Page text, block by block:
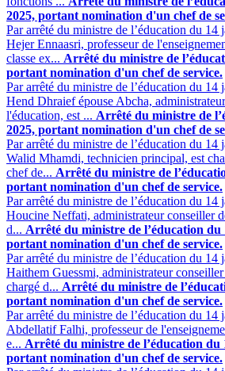
2025, portant nomination d'un chef de
Par arrêté du ministre de l’éducation du 14
Hejer Ennaasri, professeur de
classe ex... Arrêté du ministre de
portant nomination d'un chef de service.
Par arrêté du ministre de l’éducation du 14
Hend Dhraief épouse Abcha,
l'éducation, est ... Arrêté du ministre de
2025, portant nomination d'un chef de
Par arrêté du ministre de l’éducation du
Walid Mhamdi, technicien principal, est
chef de... Arrêté du ministre de
portant nomination d'un chef de service.
Par arrêté du ministre de l’éducation du
Houcine Neffati, administrateur conseiller
d... Arrêté du ministre de l’éducation du
portant nomination d'un chef de service.
Par arrêté du ministre de l’éducation du
Haithem Guessmi, administrateur
chargé d... Arrêté du ministre de
portant nomination d'un chef de service.
Par arrêté du ministre de l’éducation du
Abdellatif Falhi, professeur de
e... Arrêté du ministre de l’éducation du
portant nomination d'un chef de service.